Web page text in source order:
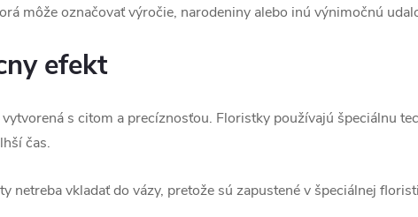
môže označovať výročie, narodeniny alebo inú výnimočnú
efekt
vytvorená s citom a precíznosťou. Floristky používajú špeciálnu
čas.
netreba vkladať do vázy, pretože sú zapustené v špeciálnej